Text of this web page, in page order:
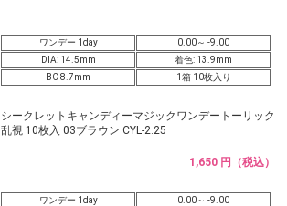
ワンデー 1day
0.00～ -9.00
DIA: 14.5mm
着色: 13.9mm
BC 8.7mm
1箱 10枚入り
シークレットキャンディーマジックワンデートーリック
乱視 10枚入 03ブラウン CYL-2.25
1,650 円（税込）
ワンデー 1day
0.00～ -9.00